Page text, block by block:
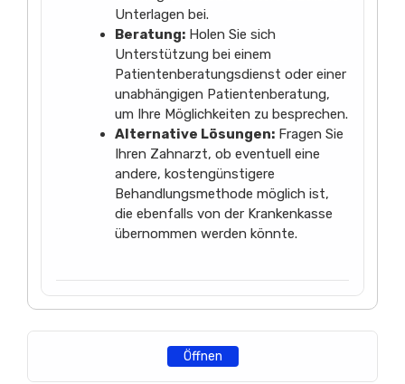
Unterlagen bei.
Beratung: Holen Sie sich
Unterstützung bei einem
Patientenberatungsdienst oder einer
unabhängigen Patientenberatung,
um Ihre Möglichkeiten zu besprechen.
Alternative Lösungen: Fragen Sie
Ihren Zahnarzt, ob eventuell eine
andere, kostengünstigere
Behandlungsmethode möglich ist,
die ebenfalls von der Krankenkasse
übernommen werden könnte.
Öffnen